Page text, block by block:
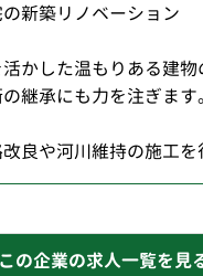
築リノベーション
した温もりある建物
承にも力を注ぎます。
や河川維持の施工を
この企業の求人一覧を見